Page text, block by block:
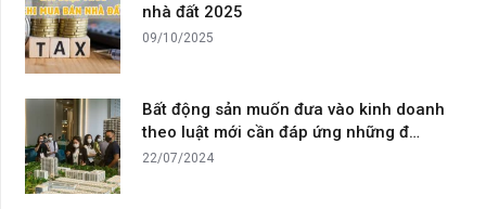
nhà đất 2025
09/10/2025
Bất động sản muốn đưa vào kinh doanh
theo luật mới cần đáp ứng những đ…
22/07/2024